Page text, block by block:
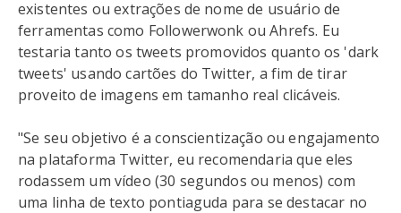
existentes ou extrações de nome de usuário de
ferramentas como Followerwonk ou Ahrefs. Eu
testaria tanto os tweets promovidos quanto os 'dark
tweets' usando cartões do Twitter, a fim de tirar
proveito de imagens em tamanho real clicáveis.
"Se seu objetivo é a conscientização ou engajamento
na plataforma Twitter, eu recomendaria que eles
rodassem um vídeo (30 segundos ou menos) com
uma linha de texto pontiaguda para se destacar no